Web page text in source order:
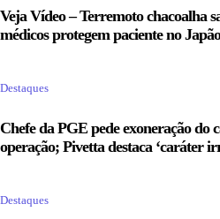
Veja Vídeo – Terremoto chacoalha
médicos protegem paciente no
Destaques
Chefe da PGE pede exoneração do
operação; Pivetta destaca ‘caráter
Destaques